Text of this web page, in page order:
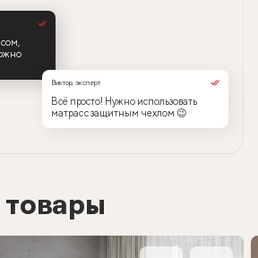
Виктор, эксперт
Всё просто! Нужно использовать
матрас с защитным чехлом 😉